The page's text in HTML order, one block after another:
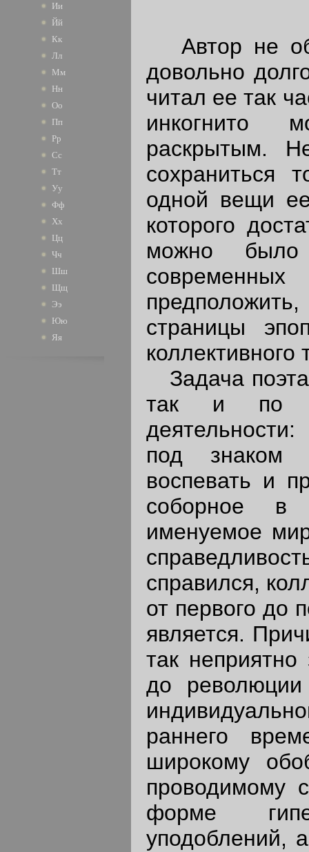
Ии
Йй
Кк
Лл
Мм
Нн
Оо
Пп
Рр
Сс
Тт
Уу
Фф
Хх
Цц
Чч
Шш
Щщ
Ээ
Юю
Яя
Автор не
довольно
читал ее так
инкогнито
раскрытым.
сохраниться
одной вещи ее
которого
можно
страницы
коллективного
Задача
так и по
под знаком
воспевать и
соборное в
именуемое
справился,
от первого до
является.
так неприятно
до
раннего
широкому
проводимому
форме
уподоблений,